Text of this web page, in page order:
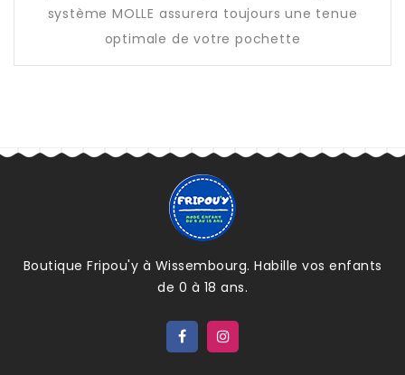
système MOLLE assurera toujours une tenue
optimale de votre pochette
Boutique Fripou'y à Wissembourg. Habille vos enfants
de 0 à 18 ans.